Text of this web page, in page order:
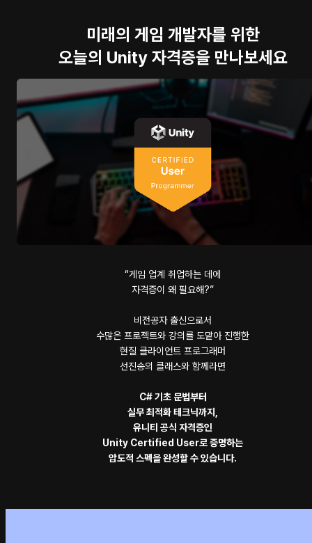
미래의 게임 개발자를 위한
오늘의 Unity 자격증을 만나보세요
“게임 업계 취업하는 데에
자격증이 왜 필요해?”
비전공자 출신으로서
수많은 프로젝트와 강의를 도맡아 진행한
현질 클라이언트 프로그래머
선진송의 클래스와 함께라면
C# 기초 문법부터
실무 최적화 테크닉까지,
유니티 공식 자격증인
Unity Certified User로 증명하는
압도적 스펙을 완성할 수 있습니다.